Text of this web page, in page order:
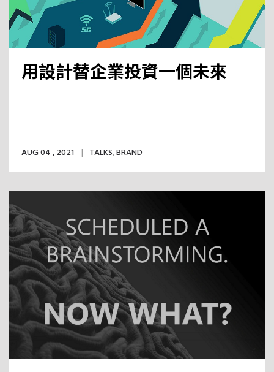
用設計替企業投資一個未來
AUG 04 , 2021 TALKS,BRAND